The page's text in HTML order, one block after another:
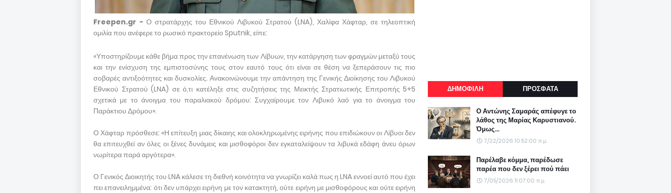
Freepen.gr - Ο στρατάρχης του Εθνικού Λιβυκού Στρατού (LNA), Χαλίφα Χάφταρ, σε τηλεοπτική
ομιλία που ανέφερε το ρωσικό πρακτορείο Sputnik, είπε:
«Υποστηρίζουμε κάθε βήμα προς την επανένωση των Λίβυων, την κατάργηση των φραγμών μεταξύ τους
και την ενίσχυση της εμπιστοσύνης τους στον εαυτό τους ότι είναι σε θέση να ξεπεράσουν τις πιο
σοβαρές αντιξοότητες και δυσκολίες. Ανακοινώνουμε την απάντηση της Γενικής Διοίκησης του Λιβυκού
Εθνικού Στρατού (LNA) σε ό,τι κατέληξε στις συζητήσεις της Μεικτής Στρατιωτικής Επιτροπής 5+5
σχετικά με το άνοιγμα του παραλιακού δρόμου: Συγχαίρουμε τον Λιβυκό λαό για το άνοιγμα του
Παράκτιου Δρόμου».
Ο Χάφταρ πρόσθεσε: «Η επίτευξη μιας δίκαιης και ολοκληρωμένης ειρήνης που επιδιώκουν οι Λίβυοι δεν
θα επιτευχθεί αν όλες οι ξένες δυνάμεις και μισθοφόροι δεν εγκαταλείψουν τα λιβυκά εδάφη άνευ όρων
νωρίτερα παρά αργότερα».
Ο Γενικός Διοικητής του LNA κάλεσε τη διεθνή κοινότητα να γνωρίζει καλά πως η LNA εννοεί αυτό που έχει
πει επανειλημμένα: ότι δεν υπάρχει ειρήνη με τον κατακτητή, ούτε ειρήνη με μισθοφόρους και ούτε ειρήνη
ΔΗΜΟΦΙΛΗ ΠΡΟΣΦΑΤΑ
Ο Αντώνης Σαμαράς απέφυγε το
λάθος της Μαρίας Καρυστιανού.
Όμως...
7/22/2026 10:52:00 π.μ.
Παρέλαβε κόμμα, παρέδωσε
παρέα που δεν ξέρει πού πάει
7/05/2026 11:07:00 π.μ.